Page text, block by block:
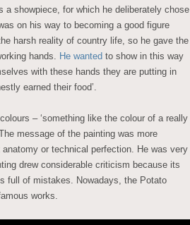
a showpiece, for which he deliberately chose
on his way to becoming a good figure
harsh reality of country life, so he gave the
hands. He wanted to show in this way
with these hands they are putting in
earned their food’.
– ‘something like the colour of a really
message of the painting was more
or technical perfection. He was very
drew considerable criticism because its
full of mistakes. Nowadays, the Potato
works.